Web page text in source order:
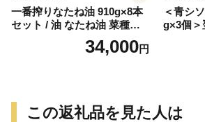
一番搾りなたね油 910g×8本
セット / 油 なたね油 菜種油
ナタネ【山下製油】 [NBE00
34,000円
＜青シ
g×3個＞
この返礼品を見た人は